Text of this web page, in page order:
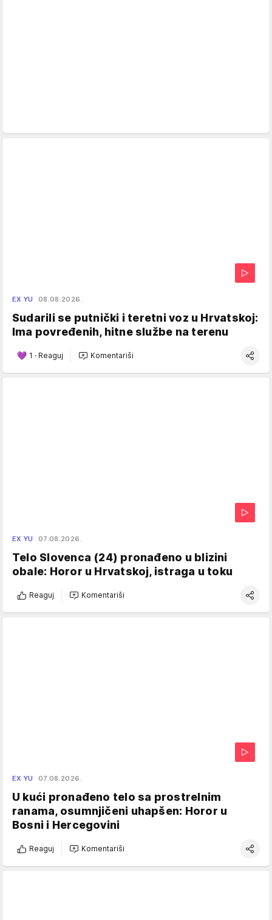
EX YU 08.08.2026.
Sudarili se putnički i teretni voz u Hrvatskoj:
Ima povređenih, hitne službe na terenu
1 · Reaguj Komentariši
EX YU 07.08.2026.
Telo Slovenca (24) pronađeno u blizini
obale: Horor u Hrvatskoj, istraga u toku
Reaguj Komentariši
EX YU 07.08.2026.
U kući pronađeno telo sa prostrelnim
ranama, osumnjičeni uhapšen: Horor u
Bosni i Hercegovini
Reaguj Komentariši